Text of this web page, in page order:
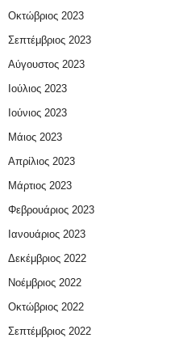
Οκτώβριος 2023
Σεπτέμβριος 2023
Αύγουστος 2023
Ιούλιος 2023
Ιούνιος 2023
Μάιος 2023
Απρίλιος 2023
Μάρτιος 2023
Φεβρουάριος 2023
Ιανουάριος 2023
Δεκέμβριος 2022
Νοέμβριος 2022
Οκτώβριος 2022
Σεπτέμβριος 2022